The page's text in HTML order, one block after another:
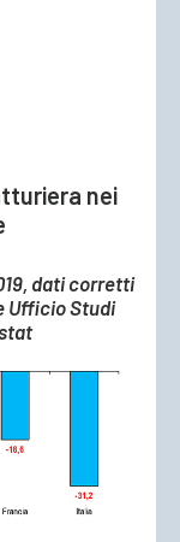
nei
dati corretti
Ufficio Studi